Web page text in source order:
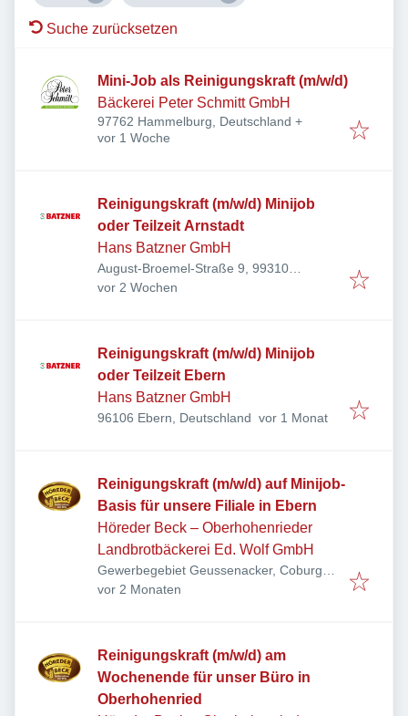
Suche zurücksetzen
Mini-Job als Reinigungskraft (m/w/d)
Bäckerei Peter Schmitt GmbH
97762 Hammelburg, Deutschland +
Veröffentlicht
vor 1 Woche
Reinigungskraft (m/w/d) Minijob
oder Teilzeit Arnstadt
Hans Batzner GmbH
August-Broemel-Straße 9, 99310
Arnstadt, Deutschland
Veröffentlicht:
vor 2 Wochen
Reinigungskraft (m/w/d) Minijob
oder Teilzeit Ebern
Hans Batzner GmbH
96106 Ebern, Deutschland Veröffentlicht
vor 1 Monat
Reinigungskraft (m/w/d) auf Minijob-
Basis für unsere Filiale in Ebern
Höreder Beck – Oberhohenrieder
Landbrotbäckerei Ed. Wolf GmbH
Gewerbegebiet Geussenacker, Coburger
Str. 2, 96106 Ebern, Deutschland
Veröffentlicht:
vor 2 Monaten
Reinigungskraft (m/w/d) am
Wochenende für unser Büro in
Oberhohenried